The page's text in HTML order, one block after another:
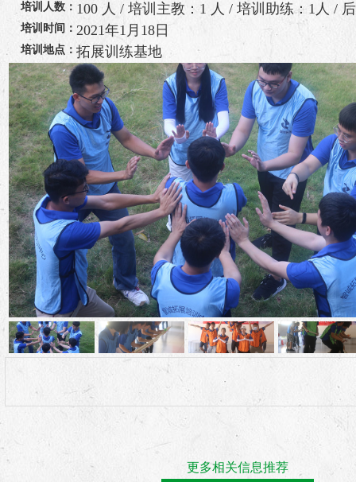
培训人数： 100 人 / 培训主教：1 人 / 培训助练：1人 /
培训时间： 2021年1月18日
培训地点： 拓展训练基地
2020’深圳市银宝山新科技股份有限公司
更多相关信息推荐